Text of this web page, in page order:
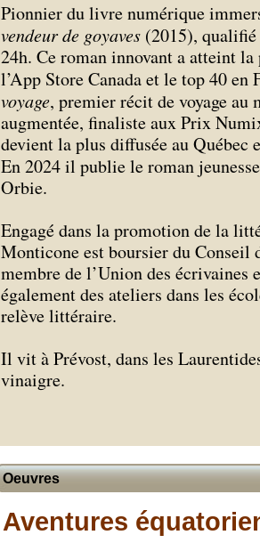
Pionnier du livre numérique
vendeur de goyaves (2015),
24h. Ce roman innovant a atteint
l’App Store Canada et le top 40
voyage, premier récit de voyage
augmentée, finaliste aux Prix
devient la plus diffusée au Québec
En 2024 il publie le roman
Orbie.
Engagé dans la promotion de la
Monticone est boursier du Conseil
membre de l’Union des écrivaines
également des ateliers dans les
relève littéraire.
Il vit à Prévost, dans les
vinaigre.
Oeuvres
Aventures